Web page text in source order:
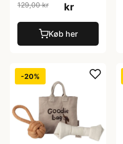
129,00 kr
kr
Køb her
-20%